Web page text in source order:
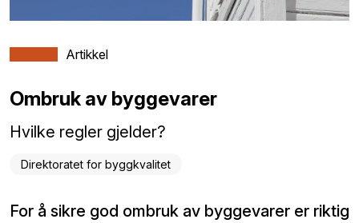
Artikkel
Ombruk av byggevarer
Hvilke regler gjelder?
Direktoratet for byggkvalitet
For å sikre god ombruk av byggevarer er riktig